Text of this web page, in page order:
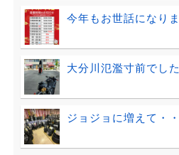
今年もお世話になり
大分川氾濫寸前でし
ジョジョに増えて・・